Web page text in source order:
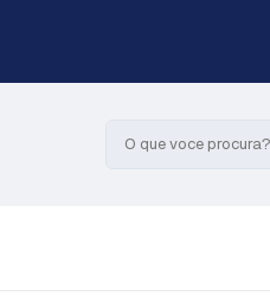
O que voce procura?